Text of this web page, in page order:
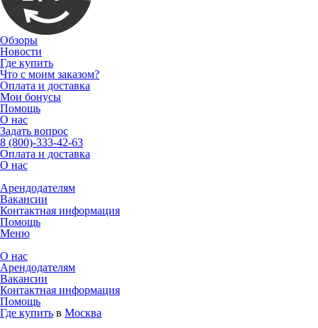
Обзоры
Новости
Где купить
Что с моим заказом?
Оплата и доставка
Мои бонусы
Помощь
О нас
Задать вопрос
8 (800)-333-42-63
Оплата и доставка
О нас
Арендодателям
Вакансии
Контактная информация
Помощь
Меню
О нас
Арендодателям
Вакансии
Контактная информация
Помощь
Где купить в Москва